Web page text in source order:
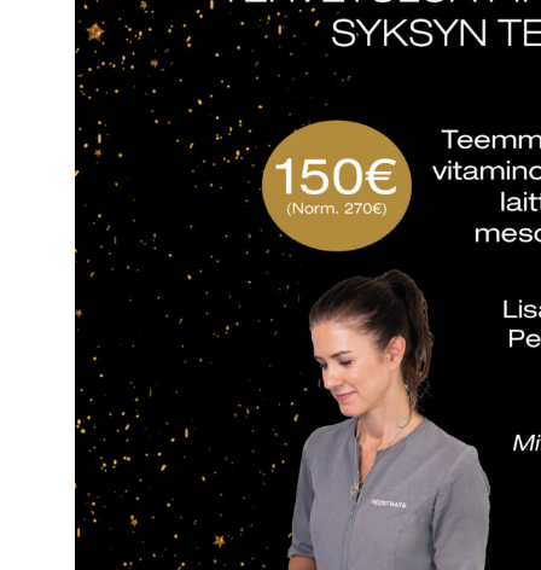
yrityksemme
arvot.